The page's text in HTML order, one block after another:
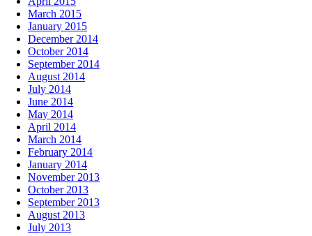
March 2015
January 2015
December 2014
October 2014
September 2014
August 2014
July 2014
June 2014
May 2014
April 2014
March 2014
February 2014
January 2014
November 2013
October 2013
September 2013
August 2013
July 2013